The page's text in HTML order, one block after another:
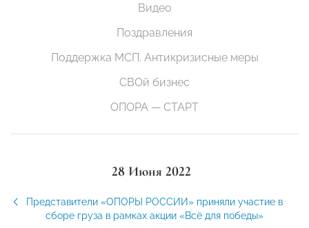
Видео
Поздравления
Поддержка МСП. Антикризисные меры
СВОй бизнес
ОПОРА — СТАРТ
28 Июня 2022
Представители «ОПОРЫ РОССИИ» приняли участие в
сборе груза в рамках акции «Всё для победы»